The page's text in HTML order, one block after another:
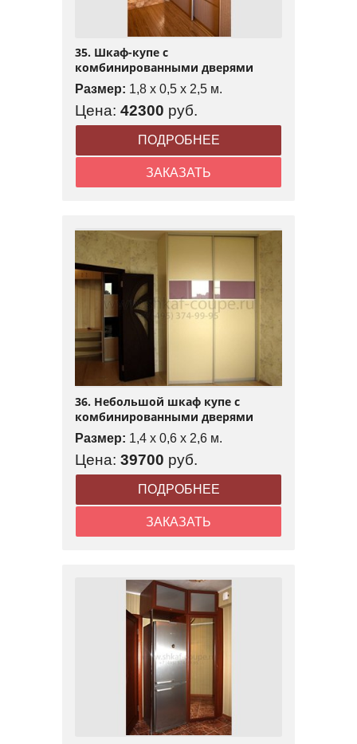
35. Шкаф-купе с
комбинированными дверями
Размер: 1,8 x 0,5 x 2,5 м.
Цена: 42300 руб.
ПОДРОБНЕЕ
ЗАКАЗАТЬ
36. Небольшой шкаф купе с
комбинированными дверями
Размер: 1,4 x 0,6 x 2,6 м.
Цена: 39700 руб.
ПОДРОБНЕЕ
ЗАКАЗАТЬ